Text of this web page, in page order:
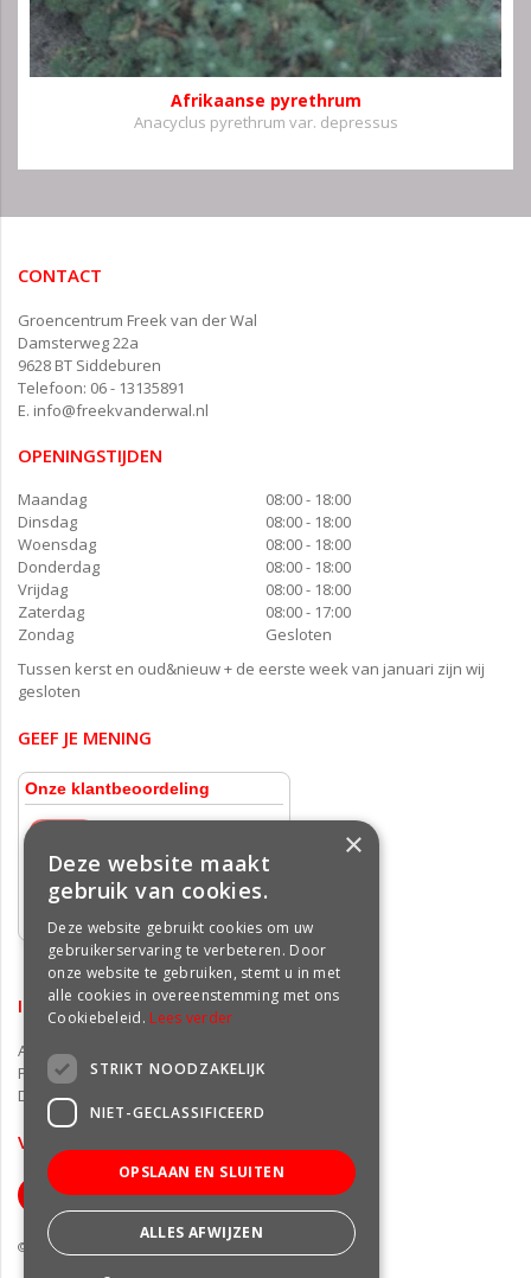
Afrikaanse pyrethrum
Anacyclus pyrethrum var. depressus
CONTACT
Groencentrum Freek van der Wal
Damsterweg 22a
9628 BT Siddeburen
Telefoon: 06 - 13135891
E. info@freekvanderwal.nl
OPENINGSTIJDEN
Maandag
08:00 - 18:00
Dinsdag
08:00 - 18:00
Woensdag
08:00 - 18:00
Donderdag
08:00 - 18:00
Vrijdag
08:00 - 18:00
Zaterdag
08:00 - 17:00
Zondag
Gesloten
Tussen kerst en oud&nieuw + de eerste week van januari zijn wij
gesloten
GEEF JE MENING
INFORMATIE
Algemene voorwaarden
Privacy statement
Disclaimer
VOLG ONS OP FACEBOOK
© Groencentrum Freek van der Wal
×
Deze website maakt
gebruik van cookies.
Deze website gebruikt cookies om uw
gebruikerservaring te verbeteren. Door
onze website te gebruiken, stemt u in met
alle cookies in overeenstemming met ons
Cookiebeleid. Lees verder
STRIKT NOODZAKELIJK
NIET-GECLASSIFICEERD
OPSLAAN EN SLUITEN
ALLES AFWIJZEN